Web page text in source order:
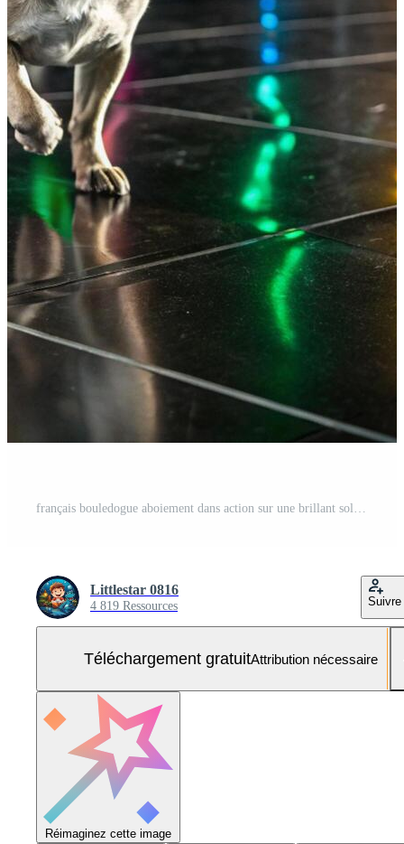
français bouledogue aboiement dans action sur une brillant sol intérieur studio réglage captivant animal de compagnie la photographie Photo Gratuite
Littlestar 0816
4 819 Ressources Suivre
Téléchargement gratuitAttribution nécessaire
Réimaginez cette image